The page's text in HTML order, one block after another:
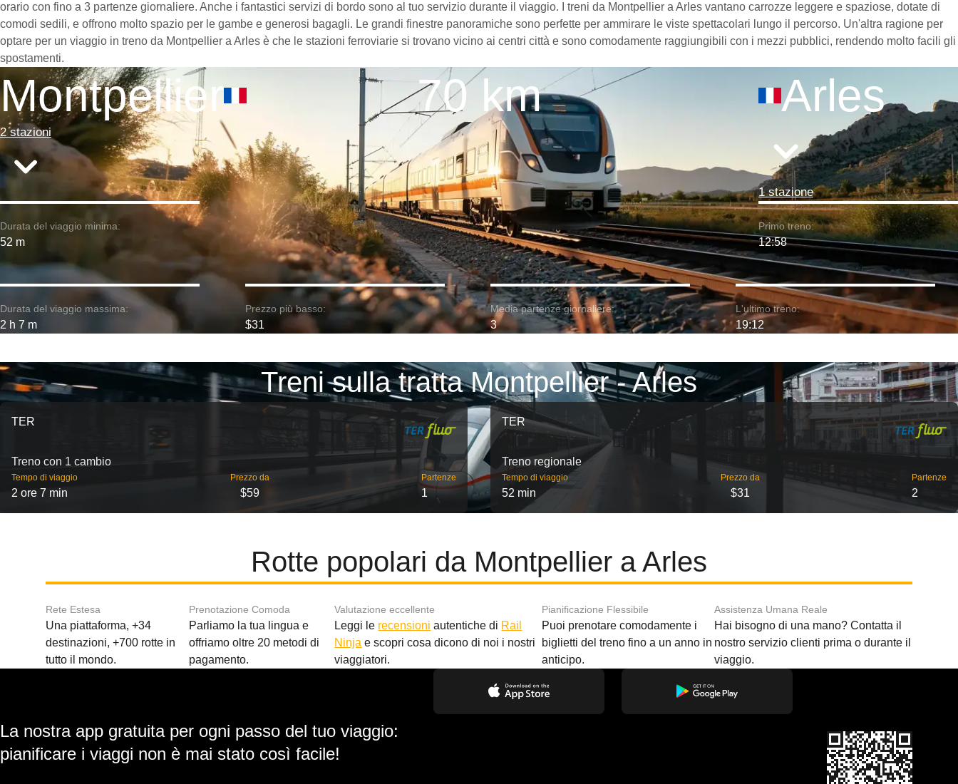
orario con fino a 3 partenze giornaliere. Anche i fantastici servizi di bordo sono al tuo servizio durante il viaggio. I treni da Montpellier a Arles vantano carrozze leggere e spaziose, dotate di
comodi sedili, e offrono molto spazio per le gambe e generosi bagagli. Le grandi finestre panoramiche sono perfette per ammirare le viste spettacolari lungo il percorso. Un'altra ragione per
optare per un viaggio in treno da Montpellier a Arles è che le stazioni ferroviarie si trovano vicino ai centri città e sono comodamente raggiungibili con i mezzi pubblici, rendendo molto facili gli
spostamenti.
Montpellier
2 stazioni
70 km Arles
1 stazione
Durata del viaggio minima:
52 m
Primo treno:
12:58
Durata del viaggio massima:
2 h 7 m
Prezzo più basso:
$31
Media partenze giornaliere:
3
L'ultimo treno:
19:12
Treni sulla tratta Montpellier - Arles
TER
Treno con 1 cambio
Tempo di viaggio
2 ore 7 min
Prezzo da
$59
Partenze
1
TER
Treno regionale
Tempo di viaggio
52 min
Prezzo da
$31
Partenze
2
Rotte popolari da Montpellier a Arles
Rete Estesa
Una piattaforma, +34
destinazioni, +700 rotte in
tutto il mondo.
Prenotazione Comoda
Parliamo la tua lingua e
offriamo oltre 20 metodi di
pagamento.
Valutazione eccellente
Leggi le recensioni autentiche di Rail
Ninja e scopri cosa dicono di noi i nostri
viaggiatori.
Pianificazione Flessibile
Puoi prenotare comodamente i
biglietti del treno fino a un anno in
anticipo.
Assistenza Umana Reale
Hai bisogno di una mano? Contatta il
nostro servizio clienti prima o durante il
viaggio.
La nostra app gratuita per ogni passo del tuo viaggio:
pianificare i viaggi non è mai stato così facile!